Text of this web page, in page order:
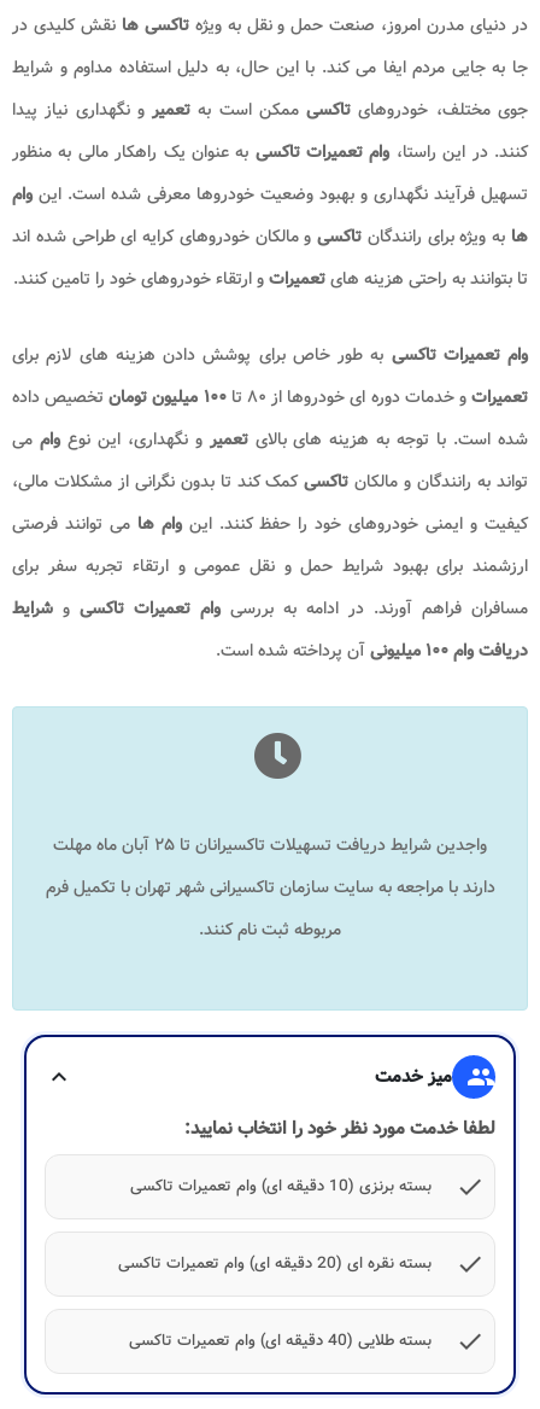
در دنیای مدرن امروز، صنعت حمل و نقل به ویژهتاکسی هانقش کلیدی در
جا به جایی مردم ایفا می کند. با این حال، به دلیل استفاده مداوم و شرایط
جوی مختلف، خودروهای تاکسیممکن است به تعمیرو نگهداری نیاز پیدا
کنند. در این راستا، وام تعمیرات تاکسی به عنوان یک راهکار مالی به منظور
تسهیل فرآیند نگهداری و بهبود وضعیت خودروها معرفی شده است. این وام
ها به ویژه برای رانندگان تاکسی و مالکان خودروهای کرایه ای طراحی شده اند
تا بتوانند به راحتی هزینه هایتعمیراتو ارتقاء خودروهای خود را تامین کنند.
وام تعمیرات تاکسی به طور خاص برای پوشش دادن هزینه های لازم برای
تعمیراتو خدمات دوره ای خودروها از ۸۰ تا ۱۰۰ میلیون تومان
تخصیص داده
شده است. با توجه به هزینه های بالایتعمیرو نگهداری، این نوعوام می
تواند به رانندگان و مالکان تاکسیکمک کند تا بدون نگرانی از مشکلات مالی،
کیفیت و ایمنی خودروهای خود را حفظ کنند. اینوام هامی توانند فرصتی
ارزشمند برای بهبود شرایط حمل و نقل عمومی و ارتقاء تجربه سفر برای
مسافران فراهم آورند. در ادامه به بررسی وام تعمیرات تاکسی و شرایط
دریافت وام ۱۰۰ میلیونی
آن پرداخته شده است.
واجدین شرایط دریافت تسهیلات تاکسیرانان تا ۲۵ آبان ماه مهلت
دارند با مراجعه به سایت سازمان تاکسیرانی شهر تهران با تکمیل فرم
مربوطه ثبت نام کنند.
group میز خدمت
expand_more
لطفا خدمت مورد نظر خود را انتخاب نمایید:
check
بسته برنزی (10 دقیقه ای) وام تعمیرات تاکسی
check بسته نقره ای (20 دقیقه ای) وام تعمیرات تاکسی
check بسته طلایی (40 دقیقه ای) وام تعمیرات تاکسی